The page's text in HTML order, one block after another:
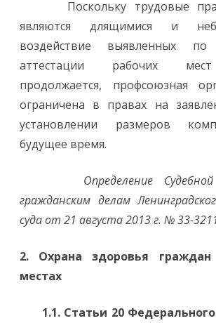
Поскольку трудовые
являются длящимися и
воздействие выявленных по
аттестации рабочих
продолжается, профсоюзная
ограничена в правах на
установлении размеров
будущее время.
Определение Судебной
гражданским делам
суда от 21 августа 2013 г. № 33-
2. Охрана здоровья
местах
1.1. Статьи 20 Федерального